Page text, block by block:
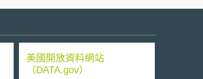
美國開放資料網站
（DATA.gov）